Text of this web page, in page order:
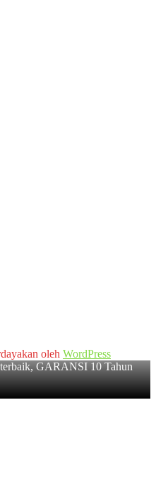
oleh WordPress
GARANSI 10 Tahun